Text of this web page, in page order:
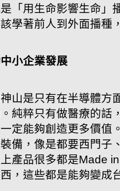
「用生命影響生命」
學著前人到外面播種
小企業發展
山是只有在半導體方
純粹只有做醫療的話
定能夠創造更多價值
備，像是都要西門子
產品很多都是Made
，這些都是能夠變成